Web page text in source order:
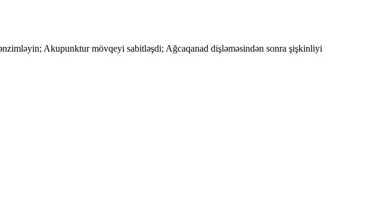
Akupunktur mövqeyi sabitləşdi; Ağcaqanad dişləməsindən sonra şişkinliyi